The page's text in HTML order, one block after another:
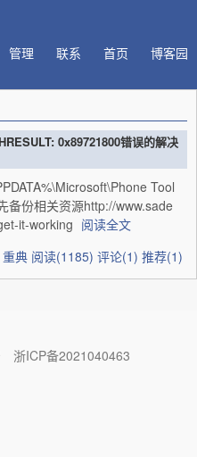
博客园
首页
联系
管理
0x89721800错误的解决
Tool
备份相关资源http://www.sade
it-working 阅读全文
典 阅读(1185) 评论(1) 推荐(1)
浙ICP备2021040463